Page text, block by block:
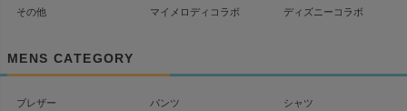
その他 マイメロディコラボ ディズニーコラボ
MENS CATEGORY
ブレザー パンツ シャツ